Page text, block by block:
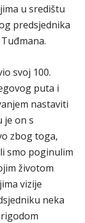
u središtu
predsjednika
svoj 100.
puta i
nastaviti
je on s
zbog toga,
smo poginulim
životom
vizije
neka